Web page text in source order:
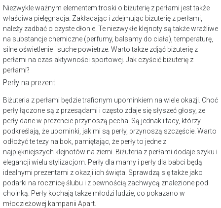
Niezwykle ważnym elementem troski o biżuterię z perłami jest także
właściwa pielęgnacja. Zakładając i zdejmując biżuterię z perłami,
należy zadbać o czyste dłonie. Te niezwykłe klejnoty są także wrażliwe
na substancje chemiczne (perfumy, balsamy do ciała), temperaturę,
silne oświetlenie i suche powietrze. Warto także zdjąć biżuterię z
perłami na czas aktywności sportowej. Jak czyścić biżuterię z
perłami?
Perły na prezent
Biżuteria z perłami będzie trafionym upominkiem na wiele okazji. Choć
perły łączone są z przesądami i często zdaje się słyszeć głosy, że
perły dane w prezencie przynoszą pecha. Są jednak i tacy, którzy
podkreślają, że upominki, jakimi są perły, przynoszą szczęście. Warto
odłożyć te tezy na bok, pamiętając, że perły to jedne z
najpiękniejszych klejnotów na ziemi. Biżuteria z perłami dodaje szyku i
elegancji wielu stylizacjom. Perły dla mamy i perły dla babci będą
idealnymi prezentami z okazji ich święta. Sprawdzą się także jako
podarki na rocznicę ślubu i z pewnością zachwycą znalezione pod
choinką. Perły kochają także młodzi ludzie, co pokazano w
młodzieżowej kampanii Apart